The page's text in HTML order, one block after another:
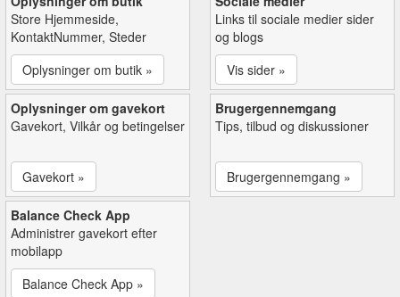
Store Hjemmeside,
KontaktNummer, Steder
Oplysninger om butik »
Links til sociale medier sider
og blogs
Vis sider »
Oplysninger om gavekort
Gavekort, Vilkår og betingelser
Gavekort »
Brugergennemgang
Tips, tilbud og diskussioner
Brugergennemgang »
Balance Check App
Administrer gavekort efter
mobilapp
Balance Check App »